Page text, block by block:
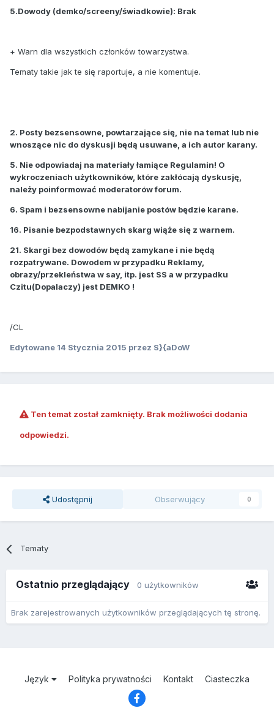
5.Dowody (demko/screeny/świadkowie): Brak
+ Warn dla wszystkich członków towarzystwa.
Tematy takie jak te się raportuje, a nie komentuje.
2. Posty bezsensowne, powtarzające się, nie na temat lub nie
wnoszące nic do dyskusji będą usuwane, a ich autor karany.
5. Nie odpowiadaj na materiały łamiące Regulamin! O
wykroczeniach użytkowników, które zakłócają dyskusję,
należy poinformować moderatorów forum.
6. Spam i bezsensowne nabijanie postów będzie karane.
16. Pisanie bezpodstawnych skarg wiąże się z warnem.
21. Skargi bez dowodów będą zamykane i nie będą
rozpatrywane. Dowodem w przypadku Reklamy,
obrazy/przekleństwa w say, itp. jest SS a w przypadku
Czitu(Dopalaczy) jest DEMKO !
/CL
Edytowane 14 Stycznia 2015 przez S}{aDoW
Ten temat został zamknięty. Brak możliwości dodania
odpowiedzi.
Udostępnij Obserwujący 0
Tematy
Ostatnio przeglądający 0 użytkowników
Brak zarejestrowanych użytkowników przeglądających tę stronę.
Język Polityka prywatności Kontakt Ciasteczka